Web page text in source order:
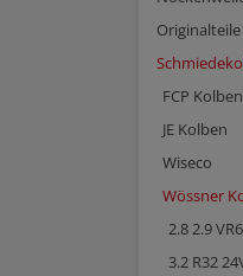
Originalteile
FCP Kolben
JE Kolben
Wiseco
Wössner
2.8 2.9
3.2 R32